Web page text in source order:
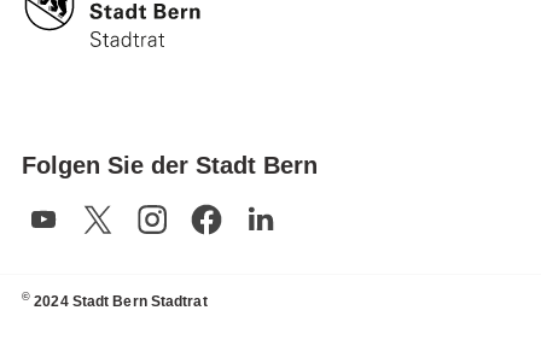
Folgen Sie der Stadt Bern
© 2024 Stadt Bern Stadtrat